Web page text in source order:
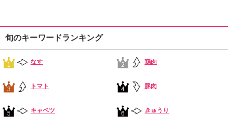
旬のキーワードランキング
1 なす 2 鶏肉
3 トマト 4 豚肉
5 キャベツ 6 きゅうり